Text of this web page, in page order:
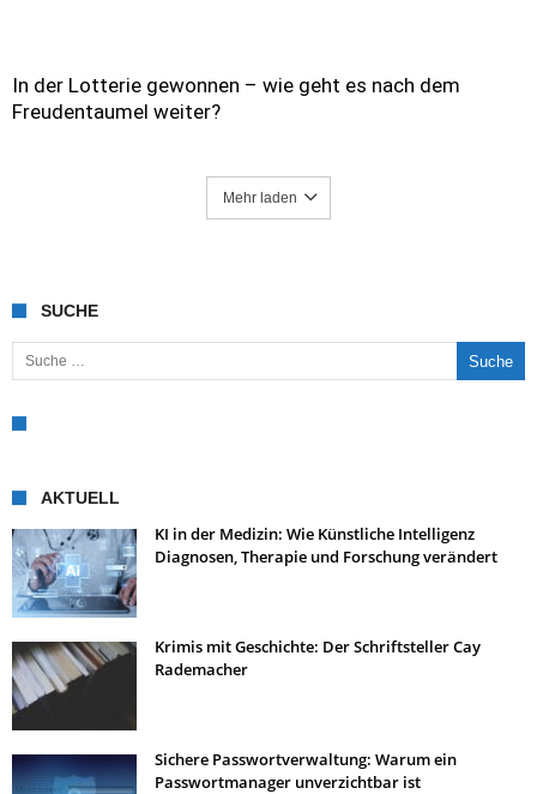
In der Lotterie gewonnen – wie geht es nach dem
Freudentaumel weiter?
Mehr laden
SUCHE
Suche nach:
AKTUELL
KI in der Medizin: Wie Künstliche Intelligenz
Diagnosen, Therapie und Forschung verändert
Krimis mit Geschichte: Der Schriftsteller Cay
Rademacher
Sichere Passwortverwaltung: Warum ein
Passwortmanager unverzichtbar ist